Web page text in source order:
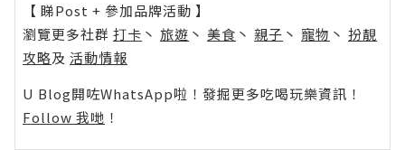
【 睇Post + 參加品牌活動 】
瀏覽更多社群 打卡 丶 旅遊 丶 美食 丶 親子 丶 寵物 丶 扮靚
攻略及 活動情報
U Blog開咗WhatsApp啦！發掘更多吃喝玩樂資訊！
Follow 我哋 ！